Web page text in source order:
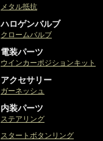
メタル抵抗
ハロゲンバルブ
クロームバルブ
電装パーツ
ウインカーポジションキット
アクセサリー
ガーネッシュ
内装パーツ
ステアリング
スタートボタンリング